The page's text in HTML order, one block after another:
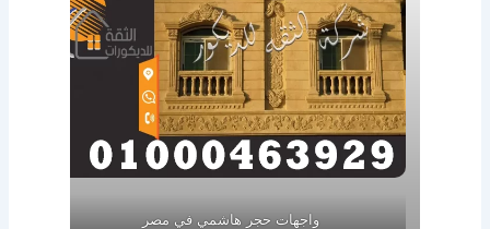
واجهات حجر هاشمي في مصر